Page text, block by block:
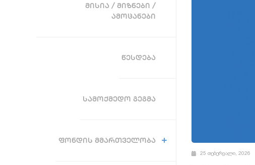
ᲛᲘᲡᲘᲐ / ᲛᲘᲖᲜᲔᲑᲘ /
ᲐᲛᲝᲪᲐᲜᲔᲑᲘ
ᲬᲔᲡᲓᲔᲑᲐ
ᲡᲐᲛᲝᲥᲛᲔᲓᲝ ᲒᲔᲒᲛᲐ
ᲤᲝᲜᲓᲘᲡ ᲛᲛᲐᲠᲗᲕᲔᲚᲝᲑᲐ
25 თებერვალი, 2026